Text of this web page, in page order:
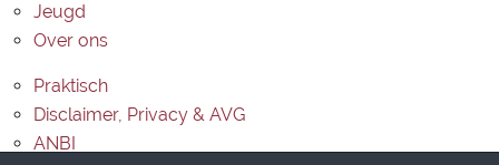
Jeugd
Over ons
Praktisch
Disclaimer, Privacy & AVG
ANBI